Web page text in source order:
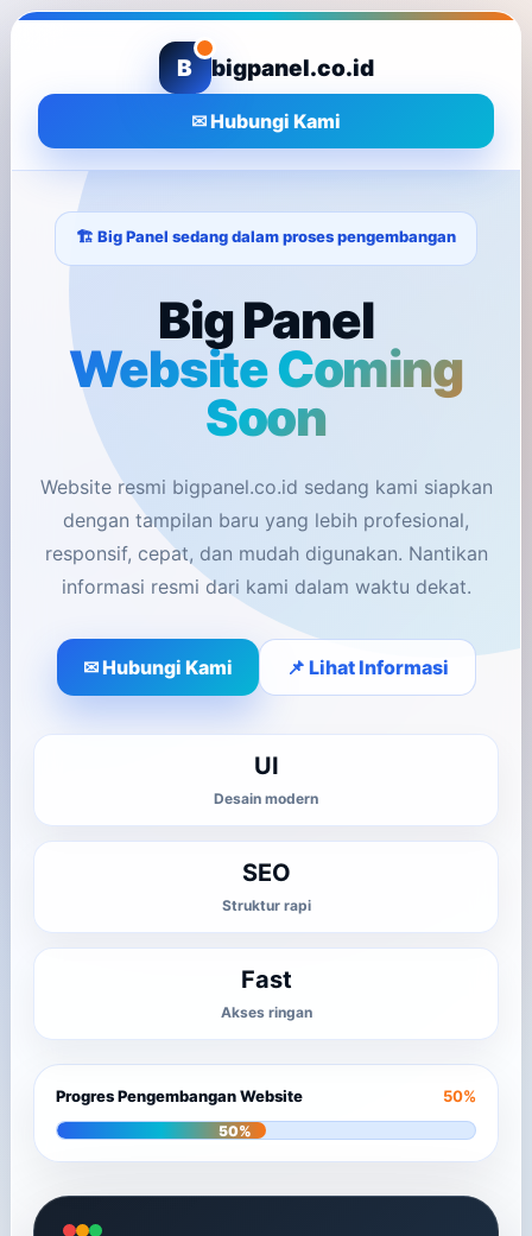
B bigpanel.co.id
✉ Hubungi Kami
🏗️ Big Panel sedang dalam proses pengembangan
Big Panel
Website Coming
Soon
Website resmi bigpanel.co.id sedang kami siapkan
dengan tampilan baru yang lebih profesional,
responsif, cepat, dan mudah digunakan. Nantikan
informasi resmi dari kami dalam waktu dekat.
✉ Hubungi Kami 📌 Lihat Informasi
UI
Desain modern
SEO
Struktur rapi
Fast
Akses ringan
Progres Pengembangan Website 50%
50%